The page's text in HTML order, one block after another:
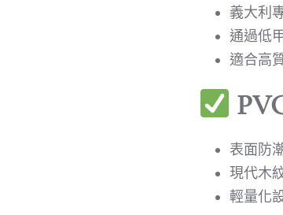
義大利
通過低
適合高
表面防
現代木
輕量化